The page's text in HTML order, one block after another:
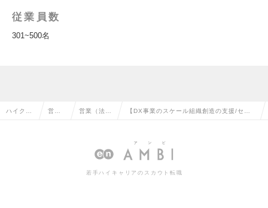
従業員数
301~500名
ハイクラ 営業 営業（法人 【DX事業のスケール組織創造の支援/セー
人情報
若手ハイキャリアのスカウト転職